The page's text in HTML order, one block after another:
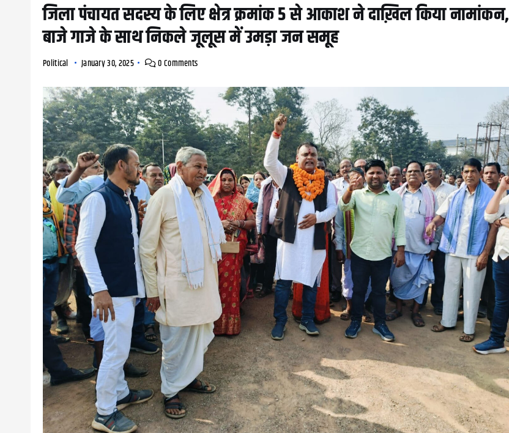
जिला पंचायत सदस्य के लिए क्षेत्र क्रमांक 5 से आकाश ने दाख़िल किया नामांकन,
बाजे गाजे के साथ निकले जूलूस में उमड़ा जन समूह
Political January 30, 2025 0 Comments